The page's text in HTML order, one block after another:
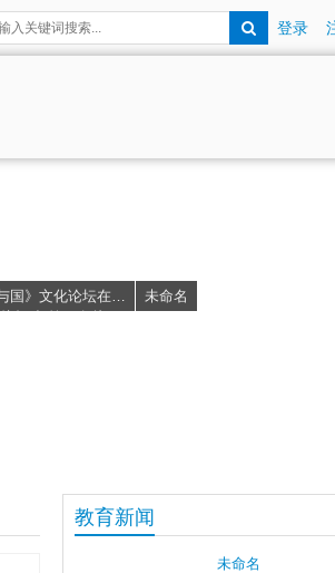
登录
国》文化论坛在京
未命名
教育新闻
未命名